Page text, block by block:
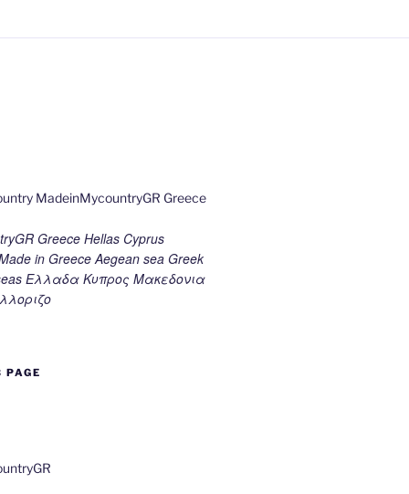
Greece Hellas Cyprus
in Greece Aegean sea Greek
Ελλαδα Κυπρος Μακεδονια